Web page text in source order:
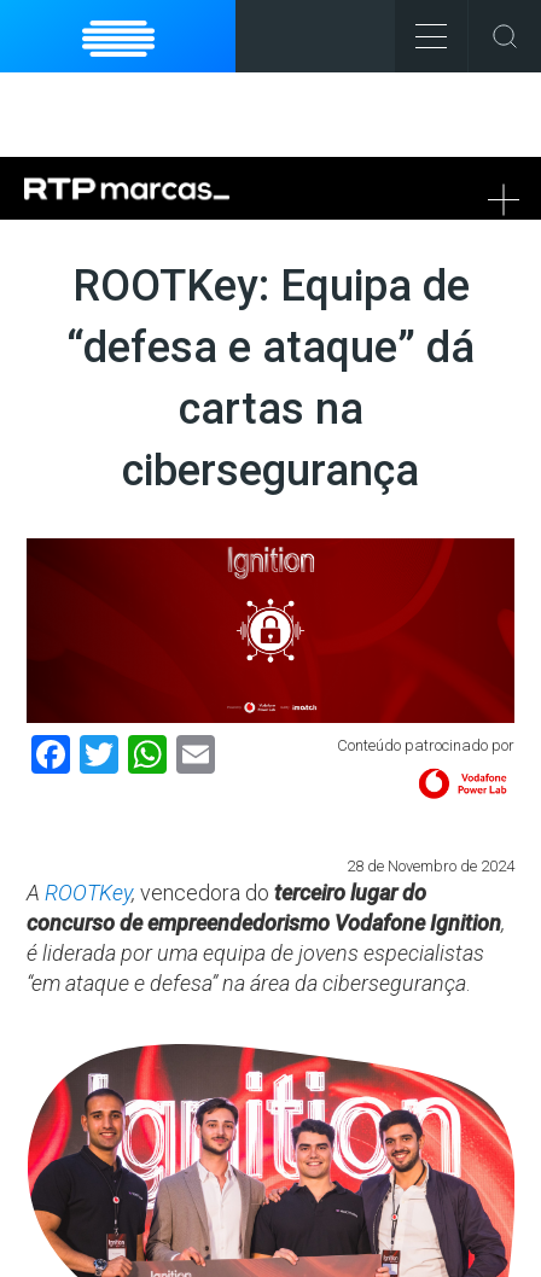
ROOTKey: Equipa de
“defesa e ataque” dá
cartas na
cibersegurança
Facebook
TwitterWhatsAppConteúdo patrocinado por
28 de Novembro de 2024
AROOTKey,vencedora do terceiro lugar do
concurso de empreendedorismo Vodafone Ignition,
é liderada por uma equipa de jovens especialistas
“em ataque e defesa” na área da cibersegurança.